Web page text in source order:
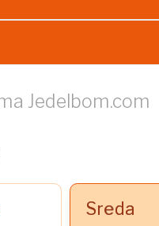
Sreda